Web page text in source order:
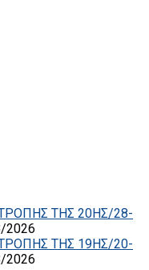
ΤΗΣ 20ΗΣ/28-
2026
ΤΗΣ 19ΗΣ/20-
2026